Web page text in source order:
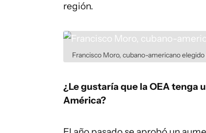
región.
Francisco Moro, cubano-americano
¿Le gustaría que la OEA tenga
América?